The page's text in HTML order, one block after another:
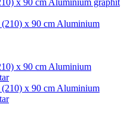
(210) x 90 cm Aluminium
(210) x 90 cm Aluminium